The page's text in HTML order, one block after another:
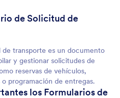
de Solicitud de
transporte es un documento
y gestionar solicitudes de
reservas de vehículos,
programación de entregas.
los Formularios de